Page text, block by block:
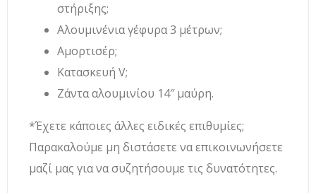
στήριξης;
Αλουμινένια γέφυρα 3 μέτρων;
Αμορτισέρ;
Κατασκευή V;
Ζάντα αλουμινίου 14″ μαύρη.
*Έχετε κάποιες άλλες ειδικές επιθυμίες;
Παρακαλούμε μη διστάσετε να επικοινωνήσετε
μαζί μας για να συζητήσουμε τις δυνατότητες.